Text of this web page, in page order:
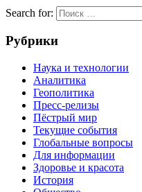
Search for:
Рубрики
Наука и технологии
Аналитика
Геополитика
Пресс-релизы
Пёстрый мир
Текущие события
Глобальные вопросы
Для информации
Здоровье и красота
История